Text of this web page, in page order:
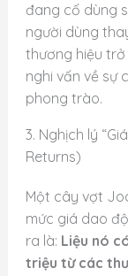
đang cố dùng
người dùng
thương hiệu
nghi vấn về sự
phong trào.
3. Nghịch lý
Returns)
Một cây vợt
mức giá dao
ra là: Liệu nó
triệu từ các